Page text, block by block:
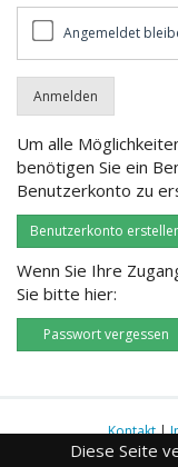
Diese Seite
bleiben?Angemeldet
Um alle
benötigen Sie ein
Benutzerkonto zu
Benutzerkonto
Wenn Sie Ihre
Sie bitte hier:
Passwort vergessen
Kontakt|